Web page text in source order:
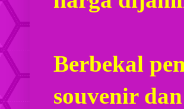
Berbekal
souvenir